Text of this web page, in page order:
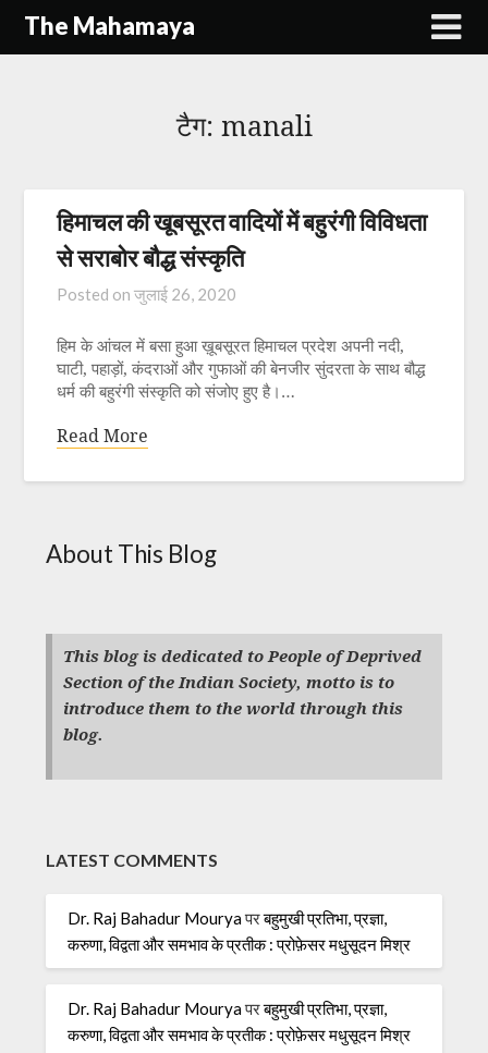
SkipThe Mahamaya
टैग: manali
हिमाचल की खूबसूरत वादियों में बहुरंगी विविधता
से सराबोर बौद्ध संस्कृति
Posted onजुलाई 26, 2020
हिम के आंचल में बसा हुआ ख़ूबसूरत हिमाचल प्रदेश अपनी नदी,
घाटी, पहाड़ों, कंदराओं और गुफाओं की बेनजीर सुंदरता के साथ बौद्ध
धर्म की बहुरंगी संस्कृति को संजोए हुए है।…
Read More
About This Blog
This blog is dedicated to People of Deprived
Section of the Indian Society, motto is to
introduce them to the world through this
blog.
LATEST COMMENTS
Dr. Raj Bahadur Mouryaपरबहुमुखी प्रतिभा, प्रज्ञा,
करुणा, विद्वता और समभाव के प्रतीक : प्रोफ़ेसर मधुसूदन मिश्र
Dr. Raj Bahadur Mouryaपरबहुमुखी प्रतिभा, प्रज्ञा,
करुणा, विद्वता और समभाव के प्रतीक : प्रोफ़ेसर मधुसूदन मिश्र